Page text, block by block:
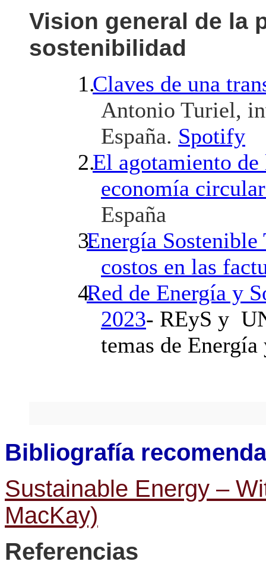
Vision general de la
sostenibilidad
Claves de una
Antonio Turiel,
España. Spotify
El agotamiento
economía
España
Energía
costos en las
Red de Energía y
2023- REyS y
temas de
Bibliografía
Sustainable Energy –
MacKay)
Referencias